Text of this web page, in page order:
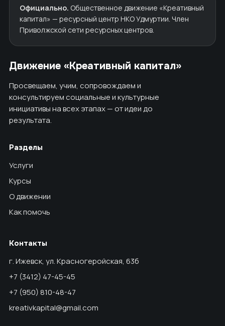
Официально. Общественное движение «Креативный
капитал» — ресурсный центр НКО Удмуртии. Член
Приволжской сети ресурсных центров.
Движение «Креативный капитал»
Просвещаем, учим, сопровождаем и
консультируем социальные и культурные
инициативы на всех этапах — от идеи до
результата.
Разделы
Услуги
Курсы
О движении
Как помочь
Контакты
г. Ижевск, ул. Красногеройская, 63б
+7 (3412) 47-45-45
+7 (950) 810-48-47
kreativkapital@gmail.com